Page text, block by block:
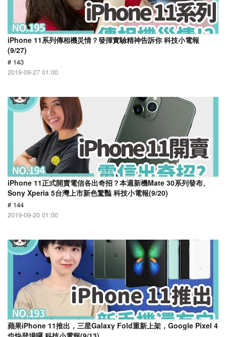
iPhone 11系列傳相機災情？發揮實驗精神告訴你 科技小電報
(9/27)
# 143
2019-09-27 01:00
iPhone 11正式開賣電信各出奇招？本週新機Mate 30系列發布、
Sony Xperia 5台灣上市新色驚豔 科技小電報(9/20)
# 144
2019-09-20 01:00
蘋果iPhone 11推出，三星Galaxy Fold重新上架，Google Pixel 4